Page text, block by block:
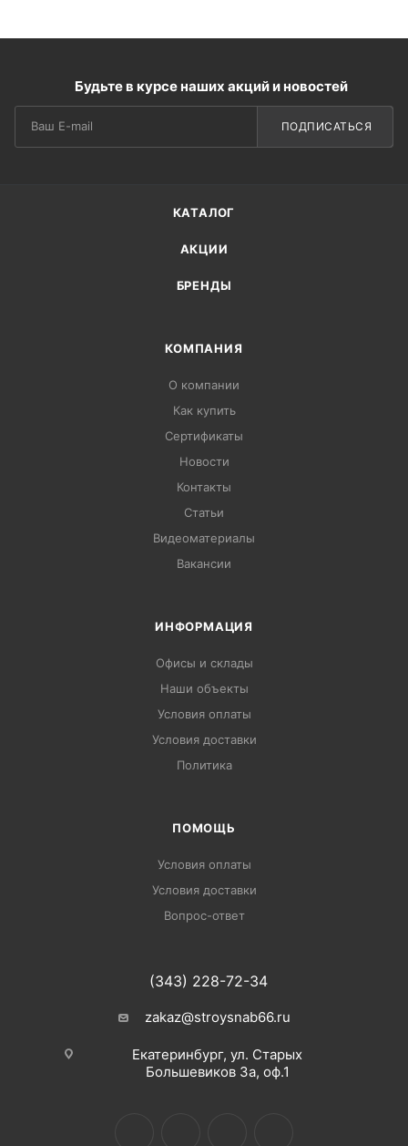
Будьте в курсе наших акций и новостей
ПОДПИСАТЬСЯ
КАТАЛОГ
АКЦИИ
БРЕНДЫ
КОМПАНИЯ
О компании
Как купить
Сертификаты
Новости
Контакты
Статьи
Видеоматериалы
Вакансии
ИНФОРМАЦИЯ
Офисы и склады
Наши объекты
Условия оплаты
Условия доставки
Политика
ПОМОЩЬ
Условия оплаты
Условия доставки
Вопрос-ответ
(343) 228-72-34
zakaz@stroysnab66.ru
Екатеринбург, ул. Старых
Большевиков 3а, оф.1